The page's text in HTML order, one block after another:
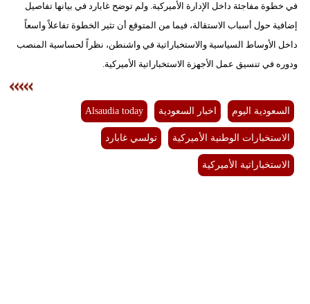
وتكنولوجيا
في خطوة مفاجئة داخل الإدارة الأميركية. ولم توضح غابارد في بيانها تفاصيل
إضافية حول أسباب الاستقالة، فيما من المتوقع أن تثير الخطوة تفاعلاً واسعاً
داخل الأوساط السياسية والاستخباراتية في واشنطن، نظراً لحساسية المنصب
ودوره في تنسيق عمل الأجهزة الاستخباراتية الأميركية.
السعودية اليوم اخبار السعودية Alsaudia today
الاستخبارات الوطنية الأميركية تولسي غابارد
الاستخباراتية الأميركية